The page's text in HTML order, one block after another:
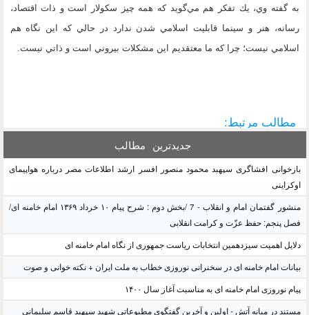
به گفته وي، يك تفكر هم مي‌گويد که همه چيز سكولار است و ذات اقتصاد،
رسانه، هنر و سينما قابليت اسلامي شدن ندارد در حالي كه اين نگاه هم
اسلامي نيست؛ چرا كه ما معتقديم اين مشكلات بيروني است و ذاتي نيست.
مطالب مرتبط:
جدیدترین مطالب
بازخوانی افشاگری سپهبد محمود منصور افسر ارشد اطلاعات مصر درباره هواپیمای
اوکراینی
منشور گفتمان امام و انقلاب - 7 /بخش دوم : شرح پیام ۱۰ خرداد ۱۳۶۹ امام خامنه ای/
فصل پنجم: حفظ عزّت و کرامت انقلابی
دلایل اهمیت سیزدهمین انتخابات ریاست جمهوری از نگاه امام خامنه ای
بیانات امام خامنه ای در سخنرانی نوروزی خطاب به ملت ایران + نکته خوانی و صوت
پیام نوروزی امام خامنه ای به مناسبت آغاز سال ۱۴۰۰
مستند در میانه آتش - اولین و آخرین گفتگوی مطبوعاتی شهید سپهبد قاسم سلیمانی